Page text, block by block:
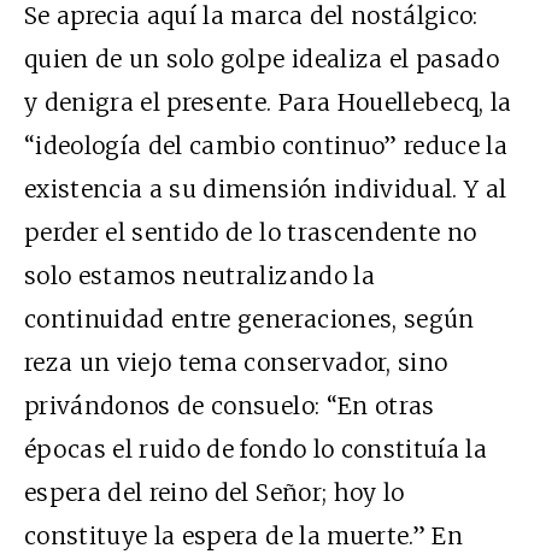
Se aprecia aquí la marca del nostálgico:
quien de un solo golpe idealiza el pasado
y denigra el presente. Para Houellebecq, la
“ideología del cambio continuo” reduce la
existencia a su dimensión individual. Y al
perder el sentido de lo trascendente no
solo estamos neutralizando la
continuidad entre generaciones, según
reza un viejo tema conservador, sino
privándonos de consuelo: “En otras
épocas el ruido de fondo lo constituía la
espera del reino del Señor; hoy lo
constituye la espera de la muerte.” En